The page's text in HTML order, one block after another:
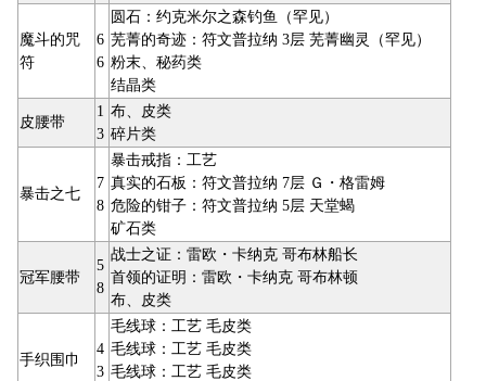
魔斗的咒
符
6
6
圆石：约克米尔之森钓鱼（罕见）
芜菁的奇迹：符文普拉纳 3层 芜菁幽灵（罕见）
粉末、秘药类
结晶类
皮腰带
1
3
布、皮类
碎片类
暴击之七
7
8
暴击戒指：工艺
真实的石板：符文普拉纳 7层 Ｇ・格雷姆
危险的钳子：符文普拉纳 5层 天堂蝎
矿石类
冠军腰带
5
8
战士之证：雷欧・卡纳克 哥布林船长
首领的证明：雷欧・卡纳克 哥布林顿
布、皮类
手织围巾
4
3
毛线球：工艺 毛皮类
毛线球：工艺 毛皮类
毛线球：工艺 毛皮类